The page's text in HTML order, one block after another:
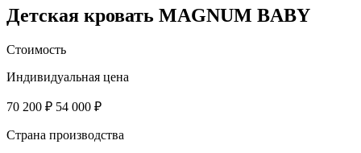
Детская кровать MAGNUM BABY
Стоимость
Индивидуальная цена
70 200 ₽ 54 000 ₽
Страна производства